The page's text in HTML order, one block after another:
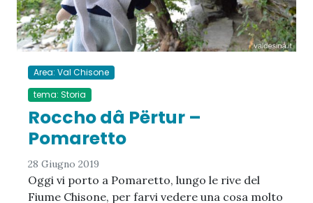
Area: Val Chisone
tema: Storia
Roccho dâ Përtur –
Pomaretto
28 Giugno 2019
Oggi vi porto a Pomaretto, lungo le rive del
Fiume Chisone, per farvi vedere una cosa molto